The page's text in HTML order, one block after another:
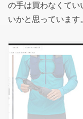
の手は買わなくてい
いかと思っています